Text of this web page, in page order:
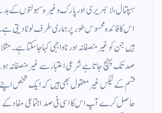
ہسپتال ، لائبریری اور پارک وغیرہ سہولتوں کے
اس کا فائدہ محسوس طور پر ہماری طرف لوٹا دیتی
ہیں جن کو غیر منصفانہ اور ناواجبی کہا جاسکتا ہے ۔
صد تک پہنچ جاتا ہے شرعی اعتبار سے غیر منصفانہ
قسم کے ٹیکس غیر معقول بھی ہیں کہ ایک شخص
حاصل کرے آپ اس کا اسی فی صد اجتماعی مفاد کے